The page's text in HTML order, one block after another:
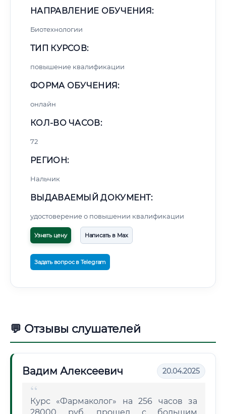
НАПРАВЛЕНИЕ ОБУЧЕНИЯ:
Биотехнологии
ТИП КУРСОВ:
повышение квалификации
ФОРМА ОБУЧЕНИЯ:
онлайн
КОЛ-ВО ЧАСОВ:
72
РЕГИОН:
Нальчик
ВЫДАВАЕМЫЙ ДОКУМЕНТ:
удостоверение о повышении квалификации
Узнать цену Написать в Max
Задать вопрос в Telegram
💬 Отзывы слушателей
Вадим Алексеевич 20.04.2025
Курс «Фармаколог» на 256 часов за